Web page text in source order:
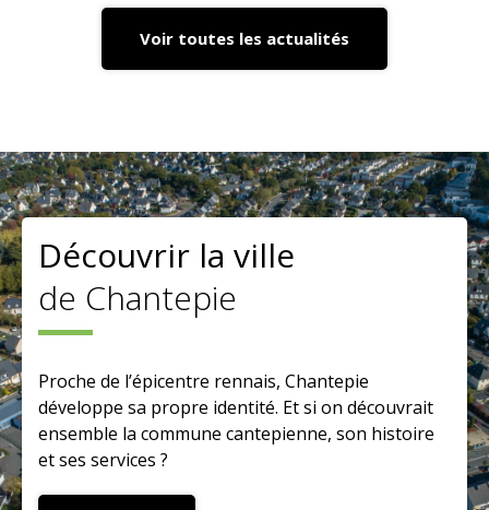
Voir toutes les actualités
Découvrir la ville
de Chantepie
Proche de l’épicentre rennais, Chantepie
développe sa propre identité. Et si on découvrait
ensemble la commune cantepienne, son histoire
et ses services ?